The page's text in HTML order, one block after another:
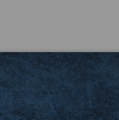
Notre engagement RSE